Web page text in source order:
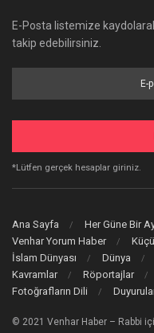
E-Posta listemize
takip edebilirsiniz.
*Lütfen gerçek hesaplar giriniz.
Ana Sayfa Her Güne Bir
Venhar Yorum Haber
İslam Dünyası
Dünya
Kavramlar
Röportajlar
Fotoğrafların Dili
© 2021 Venhar Haber – Rabbi